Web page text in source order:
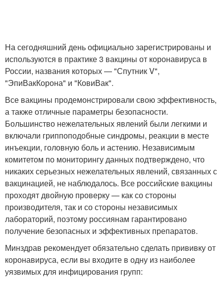
На сегодняшний день официально зарегистрированы и
используются в практике 3 вакцины от коронавируса в
России, названия которых — "Спутник V",
"ЭпиВакКорона" и "КовиВак".
Все вакцины продемонстрировали свою эффективность,
а также отличные параметры безопасности.
Большинство нежелательных явлений были легкими и
включали гриппоподобные синдромы, реакции в месте
инъекции, головную боль и астению. Независимым
комитетом по мониторингу данных подтверждено, что
никаких серьезных нежелательных явлений, связанных с
вакцинацией, не наблюдалось. Все российские вакцины
проходят двойную проверку — как со стороны
производителя, так и со стороны независимых
лабораторий, поэтому россиянам гарантировано
получение безопасных и эффективных препаратов.
Минздрав рекомендует обязательно сделать прививку от
коронавируса, если вы входите в одну из наиболее
уязвимых для инфицирования групп: